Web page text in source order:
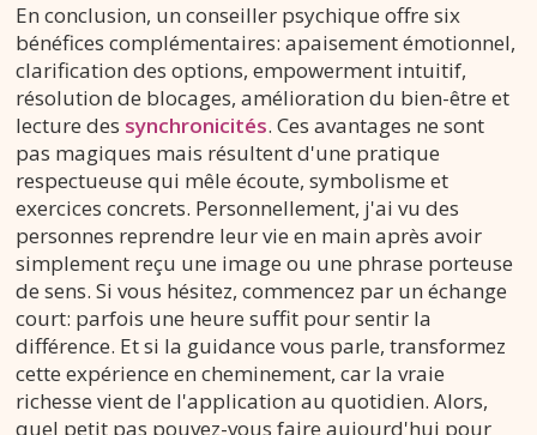
En conclusion, un conseiller psychique offre six
bénéfices complémentaires: apaisement émotionnel,
clarification des options, empowerment intuitif,
résolution de blocages, amélioration du bien-être et
lecture des synchronicités. Ces avantages ne sont
pas magiques mais résultent d'une pratique
respectueuse qui mêle écoute, symbolisme et
exercices concrets. Personnellement, j'ai vu des
personnes reprendre leur vie en main après avoir
simplement reçu une image ou une phrase porteuse
de sens. Si vous hésitez, commencez par un échange
court: parfois une heure suffit pour sentir la
différence. Et si la guidance vous parle, transformez
cette expérience en cheminement, car la vraie
richesse vient de l'application au quotidien. Alors,
quel petit pas pouvez-vous faire aujourd'hui pour